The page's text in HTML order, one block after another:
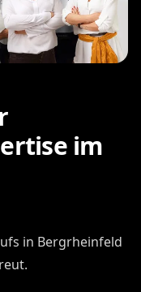
im
in Bergrheinfeld